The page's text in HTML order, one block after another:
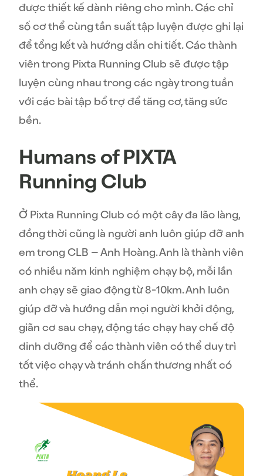
được thiết kế dành riêng cho mình. Các chỉ
số cơ thể cùng tần suất tập luyện được ghi lại
để tổng kết và hướng dẫn chi tiết.Các thành
viên trong Pixta Running Club sẽ được tập
luyện cùng nhau trong các ngày trong tuần
với các bài tập bổ trợ để tăng cơ, tăng sức
bền.
Humans of PIXTA
Running Club
Ở Pixta Running Club có một cây đa lão làng,
đồng thời cũng là người anh luôn giúp đỡ anh
em trong CLB – Anh Hoàng. Anh là thành viên
có nhiều năm kinh nghiệm chạy bộ, mỗi lần
anh chạy sẽ giao động từ 8-10km. Anh luôn
giúp đỡ và hướng dẫn mọi người khởi động,
giãn cơ sau chạy, động tác chạy hay chế độ
dinh dưỡng để các thành viên có thể duy trì
tốt việc chạy và tránh chấn thương nhất có
thể.